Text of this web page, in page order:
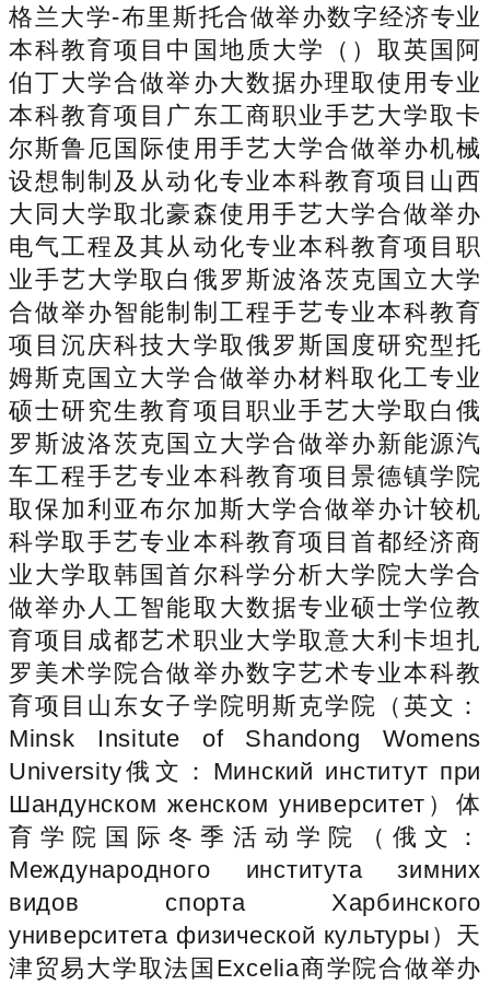
格兰大学-布里斯托合做举办数字经济专业
本科教育项目中国地质大学（）取英国阿
伯丁大学合做举办大数据办理取使用专业
本科教育项目广东工商职业手艺大学取卡
尔斯鲁厄国际使用手艺大学合做举办机械
设想制制及从动化专业本科教育项目山西
大同大学取北豪森使用手艺大学合做举办
电气工程及其从动化专业本科教育项目职
业手艺大学取白俄罗斯波洛茨克国立大学
合做举办智能制制工程手艺专业本科教育
项目沉庆科技大学取俄罗斯国度研究型托
姆斯克国立大学合做举办材料取化工专业
硕士研究生教育项目职业手艺大学取白俄
罗斯波洛茨克国立大学合做举办新能源汽
车工程手艺专业本科教育项目景德镇学院
取保加利亚布尔加斯大学合做举办计较机
科学取手艺专业本科教育项目首都经济商
业大学取韩国首尔科学分析大学院大学合
做举办人工智能取大数据专业硕士学位教
育项目成都艺术职业大学取意大利卡坦扎
罗美术学院合做举办数字艺术专业本科教
育项目山东女子学院明斯克学院（英文：
Minsk Insitute of Shandong Womens
University俄文：Минский институт при
Шандунском женском университет）体
育学院国际冬季活动学院（俄文：
Международного института зимних
видов спорта Харбинского
университета физической культуры）天
津贸易大学取法国Excelia商学院合做举办